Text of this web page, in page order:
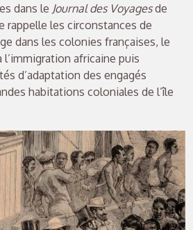
dans le Journal des Voyagesde
rappelle les circonstances de
dans les colonies françaises, le
l’immigration africaine puis
d’adaptation des engagés
habitations coloniales de l’île